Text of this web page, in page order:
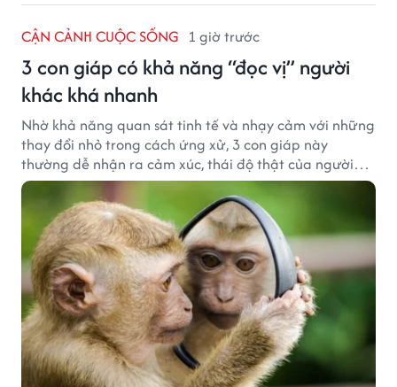
CẬN CẢNH CUỘC SỐNG 1 giờ trước
3 con giáp có khả năng “đọc vị” người
khác khá nhanh
Nhờ khả năng quan sát tinh tế và nhạy cảm với những
thay đổi nhỏ trong cách ứng xử, 3 con giáp này
thường dễ nhận ra cảm xúc, thái độ thật của người
đối diện.